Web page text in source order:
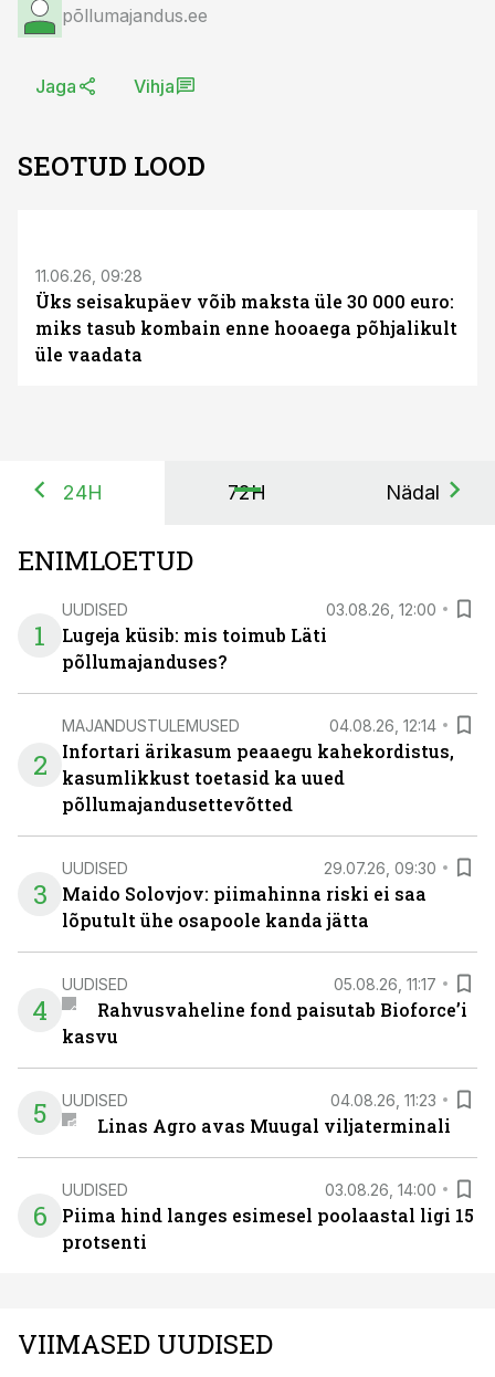
põllumajandus.ee
Jaga Vihja
SEOTUD LOOD
11.06.26, 09:28
Üks seisakupäev võib maksta üle 30 000 euro:
miks tasub kombain enne hooaega põhjalikult
üle vaadata
24H 72H Nädal
ENIMLOETUD
1
UUDISED 03.08.26, 12:00
Lugeja küsib: mis toimub Läti
põllumajanduses?
2
MAJANDUSTULEMUSED 04.08.26, 12:14
Infortari ärikasum peaaegu kahekordistus,
kasumlikkust toetasid ka uued
põllumajandusettevõtted
3
UUDISED 29.07.26, 09:30
Maido Solovjov: piimahinna riski ei saa
lõputult ühe osapoole kanda jätta
4
UUDISED 05.08.26, 11:17
Rahvusvaheline fond paisutab Bioforce’i
kasvu
5 UUDISED 04.08.26, 11:23
Linas Agro avas Muugal viljaterminali
6
UUDISED 03.08.26, 14:00
Piima hind langes esimesel poolaastal ligi 15
protsenti
VIIMASED UUDISED